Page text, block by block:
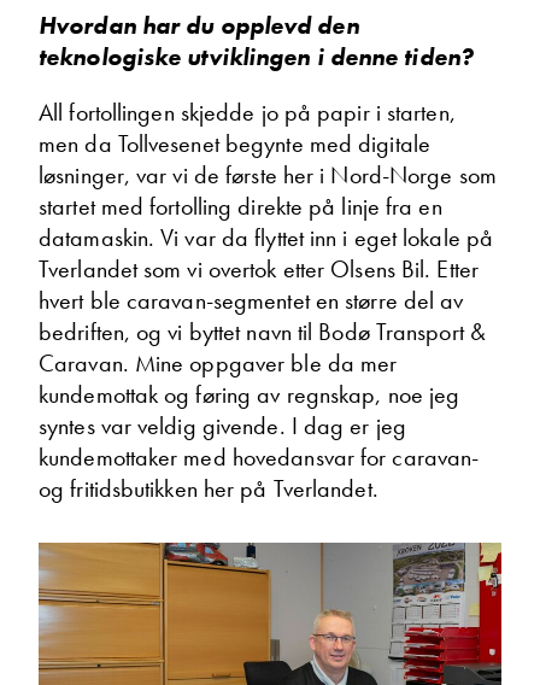
Kurt Hanssen
Kundemottak bilverksted
Vis telefon
Vis epost
Jørgen Willumsen
Ettermarked/deler
Hvordan har du opplevd den
teknologiske utviklingen i denne tiden?
All fortollingen skjedde jo på papir i starten,
men da Tollvesenet begynte med digitale
løsninger, var vi de første her i Nord-Norge som
startet med fortolling direkte på linje fra en
datamaskin. Vi var da flyttet inn i eget lokale på
Tverlandet som vi overtok etter Olsens Bil. Etter
hvert ble caravan-segmentet en større del av
bedriften, og vi byttet navn til Bodø Transport &
Caravan. Mine oppgaver ble da mer
kundemottak og føring av regnskap, noe jeg
syntes var veldig givende. I dag er jeg
kundemottaker med hovedansvar for caravan-
og fritidsbutikken her på Tverlandet.